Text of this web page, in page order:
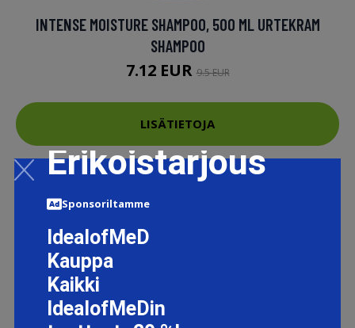
INTENSE MOISTURE SHAMPOO, 500 ML URTEKRAM
SHAMPOO
7.12 EUR9.5 EUR
LISÄTIETOJA
Erikoistarjous
Sponsoriltamme
IdealofMeD
Kauppa
Kaikki
IdealofMeDin